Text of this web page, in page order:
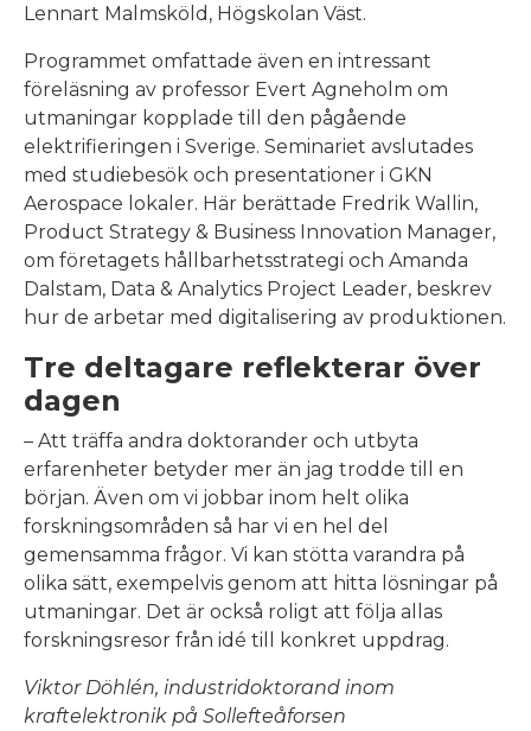
Lennart Malmsköld, Högskolan Väst.
Programmet omfattade även en intressant
föreläsning av professor Evert Agneholm om
utmaningar kopplade till den pågående
elektrifieringen i Sverige. Seminariet avslutades
med studiebesök och presentationer i GKN
Aerospace lokaler. Här berättade Fredrik Wallin,
Product Strategy & Business Innovation Manager,
om företagets hållbarhetsstrategi och Amanda
Dalstam, Data & Analytics Project Leader, beskrev
hur de arbetar med digitalisering av produktionen.
Tre deltagare reflekterar över
dagen
– Att träffa andra doktorander och utbyta
erfarenheter betyder mer än jag trodde till en
början. Även om vi jobbar inom helt olika
forskningsområden så har vi en hel del
gemensamma frågor. Vi kan stötta varandra på
olika sätt, exempelvis genom att hitta lösningar på
utmaningar. Det är också roligt att följa allas
forskningsresor från idé till konkret uppdrag.
Viktor Döhlén, industridoktorand inom
kraftelektronik på Sollefteåforsen